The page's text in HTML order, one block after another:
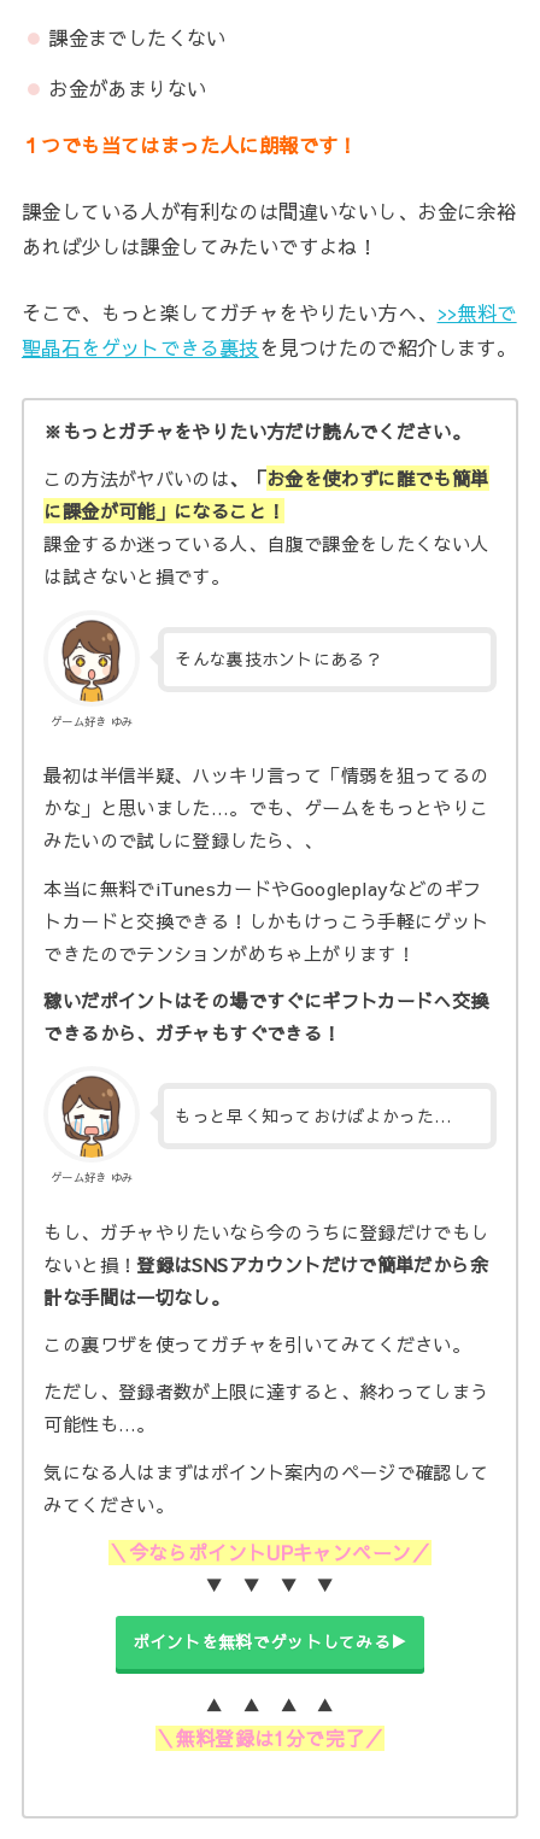
課金までしたくない
お金があまりない
１つでも当てはまった人に朗報です！
課金している人が有利なのは間違いないし、お金に余裕
あれば少しは課金してみたいですよね！
そこで、もっと楽してガチャをやりたい方へ、 >>無料で
聖晶石をゲットできる裏技を見つけたので紹介します。
※もっとガチャをやりたい方だけ読んでください。
この方法がヤバいのは、「お金を使わずに誰でも簡単
に課金が可能」になること！
課金するか迷っている人、自腹で課金をしたくない人
は試さないと損です。
ゲーム好き ゆみ
そんな裏技ホントにある？
最初は半信半疑、ハッキリ言って「情弱を狙ってるの
かな」と思いました…。でも、ゲームをもっとやりこ
みたいので試しに登録したら、、
本当に無料でiTunesカードやGoogleplayなどのギフ
トカードと交換できる！しかもけっこう手軽にゲット
できたのでテンションがめちゃ上がります！
稼いだポイントはその場ですぐにギフトカードへ交換
できるから、ガチャもすぐできる！
ゲーム好き ゆみ
もっと早く知っておけばよかった…
もし、ガチャやりたいなら今のうちに登録だけでもし
ないと損！登録はSNSアカウントだけで簡単だから余
計な手間は一切なし。
この裏ワザを使ってガチャを引いてみてください。
ただし、登録者数が上限に達すると、終わってしまう
可能性も…。
気になる人はまずはポイント案内のページで確認して
みてください。
＼今ならポイントUPキャンペーン／
▼ ▼ ▼ ▼
ポイントを無料でゲットしてみる▶
▲ ▲ ▲ ▲
＼無料登録は1分で完了／